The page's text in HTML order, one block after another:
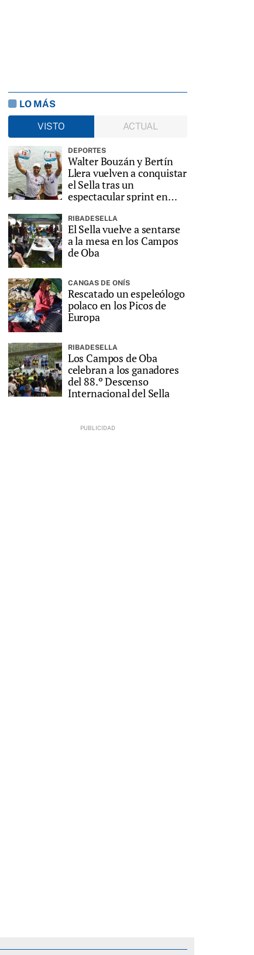
LO MÁS
VISTO
ACTUAL
DEPORTES
Walter Bouzán y Bertín
Llera vuelven a conquistar
el Sella tras un
espectacular sprint en
RIBADESELLA
El Sella vuelve a sentarse
a la mesa en los Campos
de Oba
CANGAS DE ONÍS
Rescatado un espeleólogo
polaco en los Picos de
Europa
RIBADESELLA
Los Campos de Oba
celebran a los ganadores
del 88.º Descenso
Internacional del Sella